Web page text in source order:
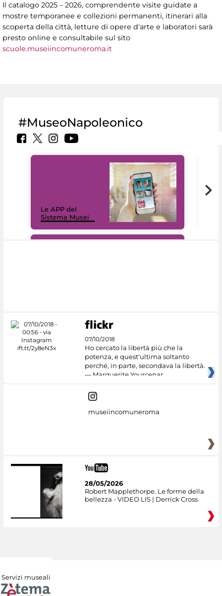
Il catalogo 2025 – 2026, comprendente visite guidate a
mostre temporanee e collezioni permanenti, itinerari alla
scoperta della città, letture di opere d'arte e laboratori sarà
presto online e consultabile sul sito
scuole.museiincomuneroma.it
#MuseoNapoleonico
Le APP del
Sistema Musei
07/10/2018
Ho cercato la libertà più che la
potenza, e quest'ultima soltanto
perché, in parte, secondava la libertà.
— Marguerite Yourcenar
museiincomuneroma
28/05/2026
Robert Mapplethorpe. Le forme della
bellezza - VIDEO LIS | Derrick Cross
Servizi museali